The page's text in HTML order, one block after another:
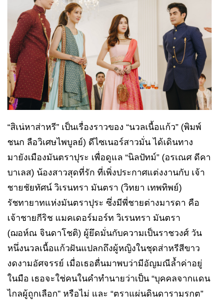
“สิเน่หาส่าหรี” เป็นเรื่องราวของ “นวลเนื้อแก้ว” (พิมพ์
ชนก ลือวิเศษไพบูลย์) ดีไซเนอร์สาวมั่น ได้เดินทาง
มายังเมืองมันตราปุระ เพื่อดูแล “นิลปัทม์” (อรเณศ ดีคา
บาเลส) น้องสาวสุดที่รัก ที่เพิ่งประกาศแต่งงานกับ เจ้า
ชายชัยทัศน์ วิเรนทรา มันตรา (วิทยา เทพทิพย์)
รัชทายาทแห่งมันตราปุระ ซึ่งมีพี่ชายต่างมารดา คือ
เจ้าชายกีริช แมคเดอร์มอร์ท วิเรนทรา มันตรา
(ฌอห์ณ จินดาโชติ) ผู้ยึดมั่นกับความเป็นราชวงศ์ วัน
หนึ่งนวลเนื้อแก้วฝันแปลกถึงผู้หญิงในชุดส่าหรีสีขาว
งดงามอัศจรรย์ เมื่อเธอตื่นมาพบว่ามีอัญมณีล้ำค่าอยู่
ในมือ เธอจะใช่คนในคำทำนายว่าเป็น “บุคคลจากแดน
ไกลผู้ถูกเลือก” หรือไม่ และ “ตราแผ่นดินดารามรกต”